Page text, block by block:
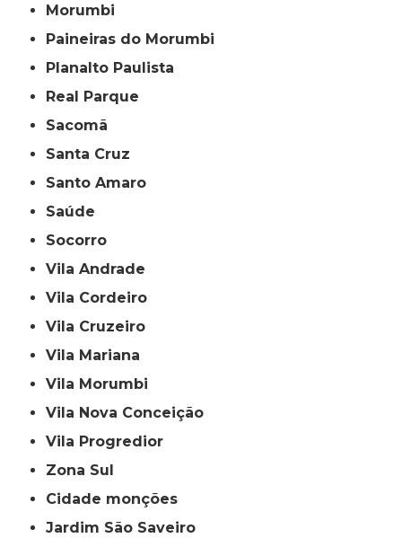
Morumbi
Paineiras do Morumbi
Planalto Paulista
Real Parque
Sacomã
Santa Cruz
Santo Amaro
Saúde
Socorro
Vila Andrade
Vila Cordeiro
Vila Cruzeiro
Vila Mariana
Vila Morumbi
Vila Nova Conceição
Vila Progredior
Zona Sul
cidade monções
jardim São Saveiro